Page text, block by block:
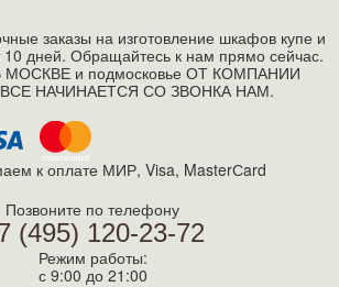
заказы на изготовление шкафов купе и
10 дней. Обращайтесь к нам прямо сейчас.
и подмосковье ОТ КОМПАНИИ
НАЧИНАЕТСЯ СО ЗВОНКА НАМ.
к оплате МИР, Visa, MasterСard
Позвоните по телефону
(495) 120-23-72
Режим работы:
с 9:00 до 21:00